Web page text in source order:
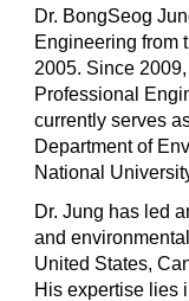
Dr. BongSeog
Engineering from
2005. Since
Professional
currently serves
Department of
National
Dr. Jung has led
and
United States,
His expertise lies